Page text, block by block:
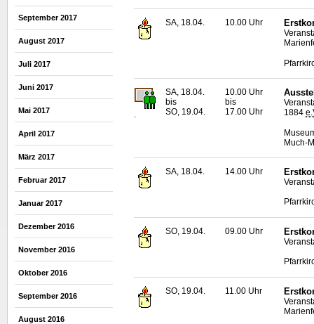
September 2017
August 2017
Juli 2017
Juni 2017
Mai 2017
April 2017
März 2017
Februar 2017
Januar 2017
Dezember 2016
November 2016
Oktober 2016
September 2016
August 2016
SA, 18.04. 10.00 Uhr
.
SA, 18.04.
bis
SO, 19.04.
10.00 Uhr
bis
17.00 Uhr
1884
Much-
SA, 18.04. 14.00 Uhr
SO, 19.04. 09.00 Uhr
SO, 19.04. 11.00 Uhr